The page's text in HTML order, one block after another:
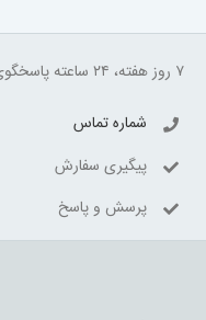
۷ روز هفته، ۲۴ ساعته پاسخگوی شما هستیم.
شماره تماس
پیگیری سفارش
پرسش و پاسخ